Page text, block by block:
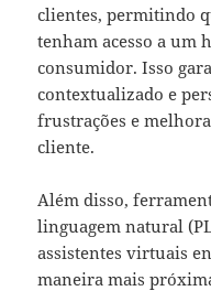
clientes, permitindo
tenham acesso a um
consumidor. Isso
contextualizado e
frustrações e
cliente.
Além disso,
linguagem natural
assistentes virtuais
maneira mais